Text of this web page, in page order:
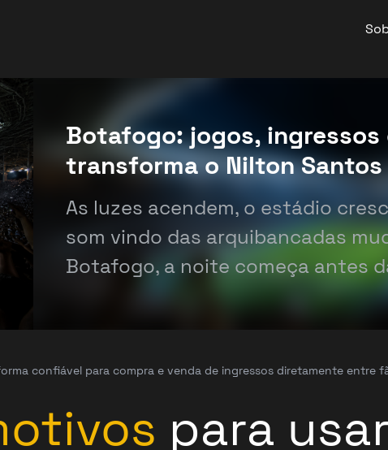
Botafogo: jogos,
transforma o Nilton Santos
As luzes acendem, o estádio
som vindo das arquibancadas
Botafogo, a noite começa antes
confiável para compra e venda de ingressos diretamente entre
para usar